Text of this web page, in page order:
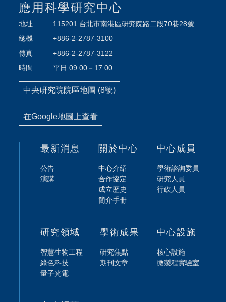
應用科學研究中心
地址
115201 台北市南港區研究院路二段70巷28號
總機
+886-2-2787-3100
傳真
+886-2-2787-3122
時間
平日 09:00－17:00
中央研究院院區地圖 (8號)
在Google地圖上查看
最新消息
公告
演講
關於中心
中心介紹
合作協定
成立歷史
簡介手冊
中心成員
學術諮詢委員
研究人員
行政人員
研究領域
智慧生物工程
綠色科技
量子光電
學術成果
研究焦點
期刊文章
中心設施
核心設施
微製程實驗室